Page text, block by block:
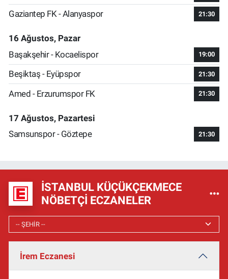
Gaziantep FK - Alanyaspor 21:30
16 Ağustos, Pazar
Başakşehir - Kocaelispor
19:00
Beşiktaş - Eyüpspor 21:30
Amed - Erzurumspor FK 21:30
17 Ağustos, Pazartesi
Samsunspor - Göztepe
21:30
İSTANBUL KÜÇÜKÇEKMECE
NÖBETÇI ECZANELER
İrem Eczanesi